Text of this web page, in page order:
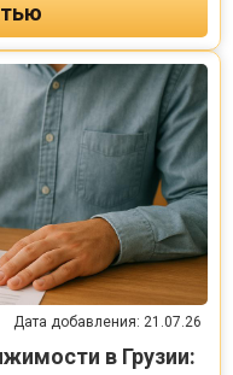
Дата добавления: 21.07.26
в Грузии: